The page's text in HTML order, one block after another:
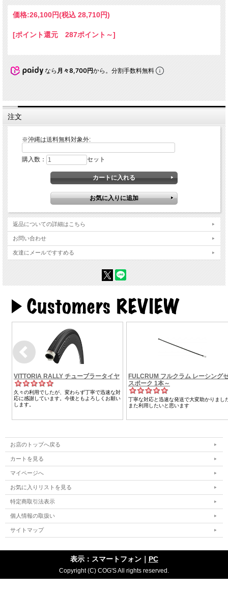
価格:26,100円(税込 28,710円)
[ポイント還元 287ポイント～]
なら月々8,700円から。分割手数料無料
注文
※沖縄は送料無料対象外:
購入数： セット
返品についての詳細はこちら
お問い合わせ
友達にメールですすめる
お店のトップへ戻る
カートを見る
マイページへ
お気に入りリストを見る
特定商取引法表示
個人情報の取扱い
サイトマップ
表示：スマートフォン｜ PC
Copyright (C) COG'S All rights reserved.